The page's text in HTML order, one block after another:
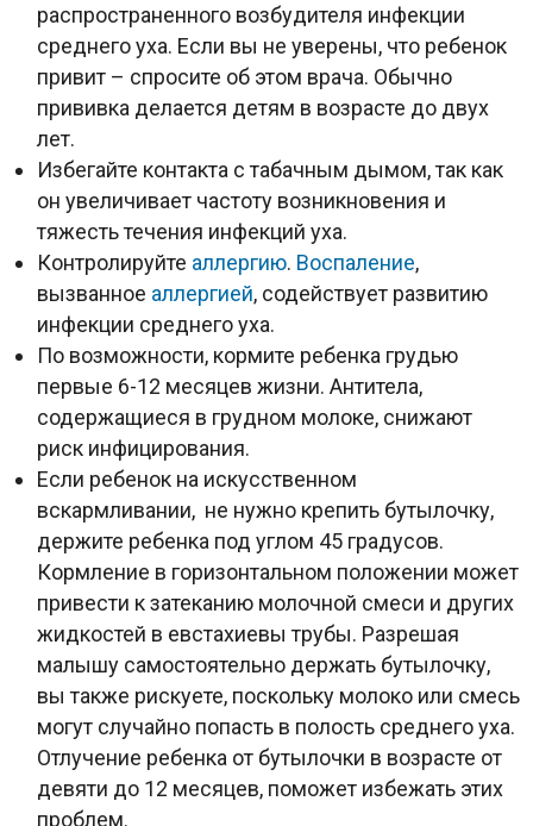
распространенного возбудителя инфекции
среднего уха. Если вы не уверены, что ребенок
привит – спросите об этом врача. Обычно
прививка делается детям в возрасте до двух
лет.
Избегайте контакта с табачным дымом, так как
он увеличивает частоту возникновения и
тяжесть течения инфекций уха.
Контролируйте аллергию. Воспаление,
вызванное аллергией, содействует развитию
инфекции среднего уха.
По возможности, кормите ребенка грудью
первые 6-12 месяцев жизни. Антитела,
содержащиеся в грудном молоке, снижают
риск инфицирования.
Если ребенок на искусственном
вскармливании, не нужно крепить бутылочку,
держите ребенка под углом 45 градусов.
Кормление в горизонтальном положении может
привести к затеканию молочной смеси и других
жидкостей в евстахиевы трубы. Разрешая
малышу самостоятельно держать бутылочку,
вы также рискуете, поскольку молоко или смесь
могут случайно попасть в полость среднего уха.
Отлучение ребенка от бутылочки в возрасте от
девяти до 12 месяцев, поможет избежать этих
проблем.